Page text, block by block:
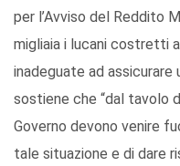
per l’Avviso del Reddito
migliaia i lucani costretti
inadeguate ad
sostiene che “dal tavolo
Governo devono venire
tale situazione e di dare